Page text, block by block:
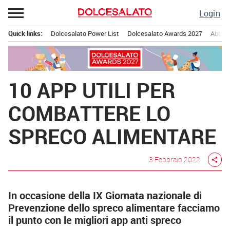
Passa
al
contenuto
Login
principale
Quick links: Dolcesalato Power List Dolcesalato Awards 2027
10 APP UTILI PER
COMBATTERE LO
SPRECO ALIMENTARE
3 Febbraio 2022 share
In occasione della IX Giornata nazionale di
Prevenzione dello spreco alimentare facciamo
il punto con le migliori app anti spreco